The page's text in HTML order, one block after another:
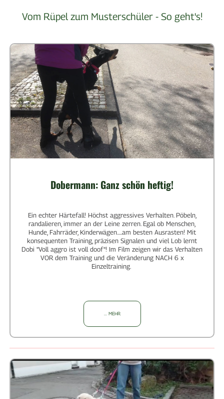
Vom Rüpel zum Musterschüler - So geht's!
Dobermann: Ganz schön heftig!
Ein echter Härtefall! Höchst aggressives Verhalten. Pöbeln,
randalieren, immer an der Leine zerren. Egal ob Menschen,
Hunde, Fahrräder, Kinderwägen.....am besten Ausrasten! Mit
konsequenten Training, präzisen Signalen und viel Lob lernt
Dobi "Voll aggro ist voll doof"! Im Film zeigen wir das Verhalten
VOR dem Training und die Veränderung NACH 6 x
Einzeltraining.
... MEHR